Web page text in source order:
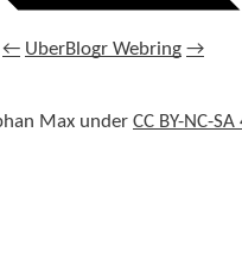
← UberBlogr Webring →
Max under CC BY-NC-